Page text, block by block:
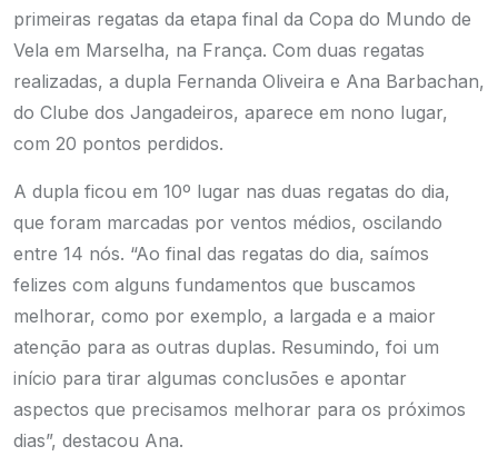
primeiras regatas da etapa final da Copa do Mundo de
Vela em Marselha, na França. Com duas regatas
realizadas, a dupla Fernanda Oliveira e Ana Barbachan,
do Clube dos Jangadeiros, aparece em nono lugar,
com 20 pontos perdidos.
A dupla ficou em 10º lugar nas duas regatas do dia,
que foram marcadas por ventos médios, oscilando
entre 14 nós. “Ao final das regatas do dia, saímos
felizes com alguns fundamentos que buscamos
melhorar, como por exemplo, a largada e a maior
atenção para as outras duplas. Resumindo, foi um
início para tirar algumas conclusões e apontar
aspectos que precisamos melhorar para os próximos
dias”, destacou Ana.